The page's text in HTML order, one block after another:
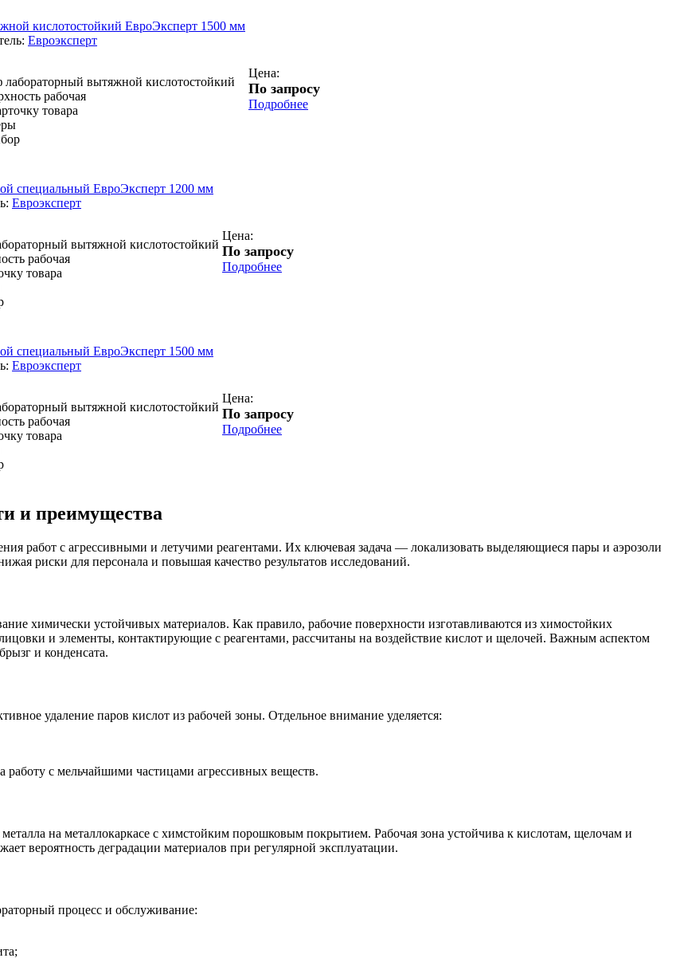
кислотостойкий ЕвроЭксперт 1500 мм
Евроэксперт
вытяжной кислотостойкий
рабочая
товара
Цена:
По запросу
Подробнее
специальный ЕвроЭксперт 1200 мм
Евроэксперт
вытяжной кислотостойкий
рабочая
товара
Цена:
По запросу
Подробнее
специальный ЕвроЭксперт 1500 мм
Евроэксперт
вытяжной кислотостойкий
рабочая
товара
Цена:
По запросу
Подробнее
и преимущества
работ с агрессивными и летучими реагентами. Их ключевая задача — локализовать выделяющиеся пары и аэрозоли
риски для персонала и повышая качество результатов исследований.
химически устойчивых материалов. Как правило, рабочие поверхности изготавливаются из химостойких
и элементы, контактирующие с реагентами, рассчитаны на воздействие кислот и щелочей. Важным аспектом
и конденсата.
удаление паров кислот из рабочей зоны. Отдельное внимание уделяется:
работу с мельчайшими частицами агрессивных веществ.
на металлокаркасе с химстойким порошковым покрытием. Рабочая зона устойчива к кислотам, щелочам и
вероятность деградации материалов при регулярной эксплуатации.
процесс и обслуживание: